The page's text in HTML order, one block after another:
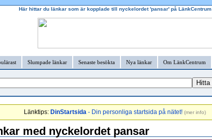
Här hittar du länkar som är kopplade till nyckelordet 'pansar' på LänkCentrum
Slumpade länkar Senaste besökta Nya länkar Om LänkCentrum
Länktips: DinStartsida - Din personliga startsida på nätet! (mer info)
med nyckelordet pansar